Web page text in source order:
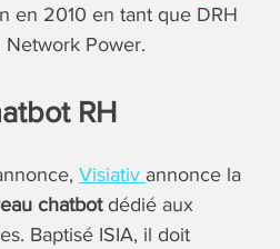
en 2010 en tant que DRH
Network Power.
RH
Visiativ annonce la
chatbot dédié aux
Baptisé ISIA, il doit